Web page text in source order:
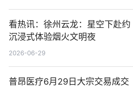
看热讯：徐州云龙：星空下赴约
沉浸式体验烟火文明夜
2026-06-29
普昂医疗6月29日大宗交易成交